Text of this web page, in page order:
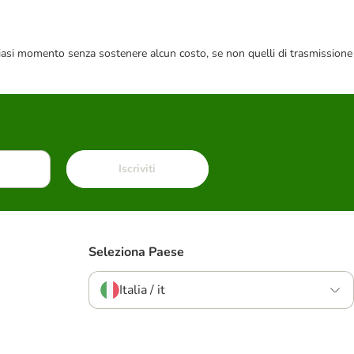
momento senza sostenere alcun costo, se non quelli di trasmissione
Iscriviti
Seleziona Paese
Italia / it